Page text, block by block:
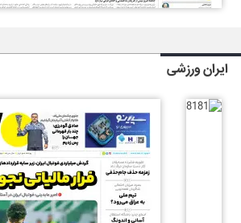
ایران ورزشی